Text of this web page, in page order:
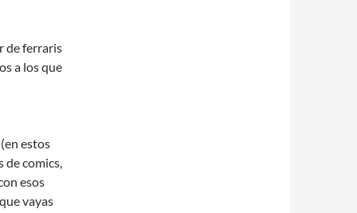
de ferraris
a los que
estos
de comics,
esos
vayas